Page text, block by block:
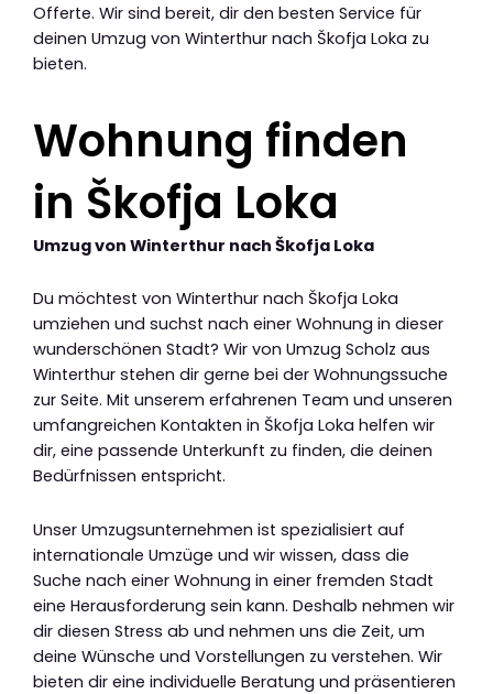
Offerte. Wir sind bereit, dir den besten Service für
deinen Umzug von Winterthur nach Škofja Loka zu
bieten.
Wohnung finden
in Škofja Loka
Umzug von Winterthur nach Škofja Loka
Du möchtest von Winterthur nach Škofja Loka
umziehen und suchst nach einer Wohnung in dieser
wunderschönen Stadt? Wir von Umzug Scholz aus
Winterthur stehen dir gerne bei der Wohnungssuche
zur Seite. Mit unserem erfahrenen Team und unseren
umfangreichen Kontakten in Škofja Loka helfen wir
dir, eine passende Unterkunft zu finden, die deinen
Bedürfnissen entspricht.
Unser Umzugsunternehmen ist spezialisiert auf
internationale Umzüge und wir wissen, dass die
Suche nach einer Wohnung in einer fremden Stadt
eine Herausforderung sein kann. Deshalb nehmen wir
dir diesen Stress ab und nehmen uns die Zeit, um
deine Wünsche und Vorstellungen zu verstehen. Wir
bieten dir eine individuelle Beratung und präsentieren